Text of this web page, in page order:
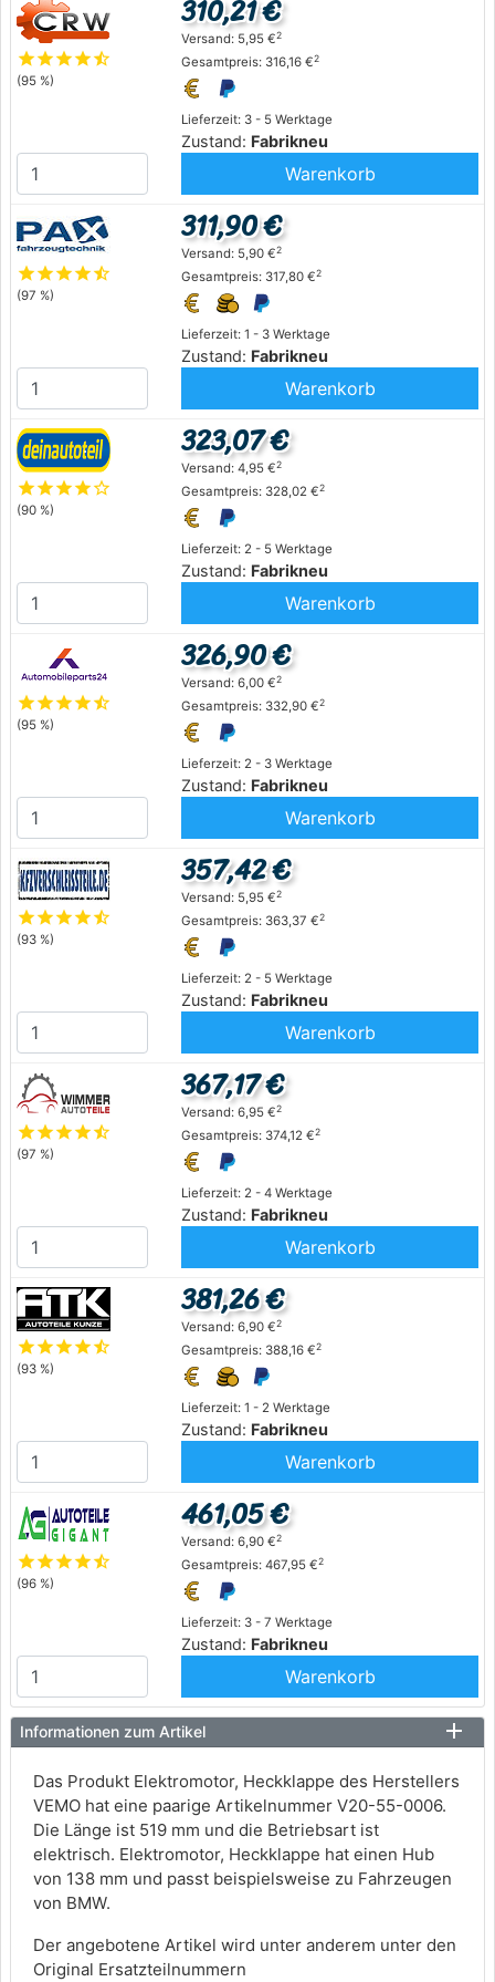
starstarstarstarstar_half
(95 %)
Lieferzeit: 3 - 5 Werktage
Zustand: Fabrikneu
310,21 €
Versand: 5,95 €2
Gesamtpreis: 316,16 €2
Warenkorb
starstarstarstarstar_half
(97 %)
Lieferzeit: 1 - 3 Werktage
Zustand: Fabrikneu
311,90 €
Versand: 5,90 €2
Gesamtpreis: 317,80 €2
Warenkorb
starstarstarstarstar_outline
(90 %)
Lieferzeit: 2 - 5 Werktage
Zustand: Fabrikneu
323,07 €
Versand: 4,95 €2
Gesamtpreis: 328,02 €2
Warenkorb
starstarstarstarstar_half
(95 %)
Lieferzeit: 2 - 3 Werktage
Zustand: Fabrikneu
326,90 €
Versand: 6,00 €2
Gesamtpreis: 332,90 €2
Warenkorb
starstarstarstarstar_half
(93 %)
Lieferzeit: 2 - 5 Werktage
Zustand: Fabrikneu
357,42 €
Versand: 5,95 €2
Gesamtpreis: 363,37 €2
Warenkorb
starstarstarstarstar_half
(97 %)
Lieferzeit: 2 - 4 Werktage
Zustand: Fabrikneu
367,17 €
Versand: 6,95 €2
Gesamtpreis: 374,12 €2
Warenkorb
starstarstarstarstar_half
(93 %)
Lieferzeit: 1 - 2 Werktage
Zustand: Fabrikneu
381,26 €
Versand: 6,90 €2
Gesamtpreis: 388,16 €2
Warenkorb
starstarstarstarstar_half
(96 %)
Lieferzeit: 3 - 7 Werktage
Zustand: Fabrikneu
461,05 €
Versand: 6,90 €2
Gesamtpreis: 467,95 €2
Warenkorb
Informationen zum Artikel
Das Produkt Elektromotor, Heckklappe des Herstellers
VEMO hat eine paarige Artikelnummer V20-55-0006.
Die Länge ist 519 mm und die Betriebsart ist
elektrisch. Elektromotor, Heckklappe hat einen Hub
von 138 mm und passt beispielsweise zu Fahrzeugen
von BMW.
Der angebotene Artikel wird unter anderem unter den
Original Ersatzteilnummern